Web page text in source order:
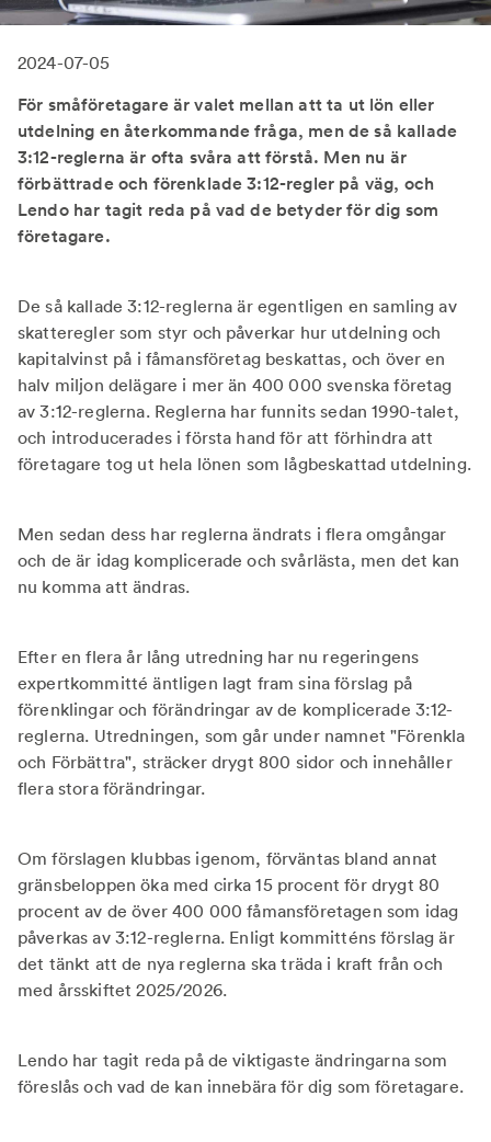
2024-07-05
För småföretagare är valet mellan att ta ut lön eller
utdelning en återkommande fråga, men de så kallade
3:12-reglerna är ofta svåra att förstå. Men nu är
förbättrade och förenklade 3:12-regler på väg, och
Lendo har tagit reda på vad de betyder för dig som
företagare.
De så kallade 3:12-reglerna är egentligen en samling av
skatteregler som styr och påverkar hur utdelning och
kapitalvinst på i fåmansföretag beskattas, och över en
halv miljon delägare i mer än 400 000 svenska företag
av 3:12-reglerna. Reglerna har funnits sedan 1990-talet,
och introducerades i första hand för att förhindra att
företagare tog ut hela lönen som lågbeskattad utdelning.
Men sedan dess har reglerna ändrats i flera omgångar
och de är idag komplicerade och svårlästa, men det kan
nu komma att ändras.
Efter en flera år lång utredning har nu regeringens
expertkommitté äntligen lagt fram sina förslag på
förenklingar och förändringar av de komplicerade 3:12-
reglerna. Utredningen, som går under namnet "Förenkla
och Förbättra", sträcker drygt 800 sidor och innehåller
flera stora förändringar.
Om förslagen klubbas igenom, förväntas bland annat
gränsbeloppen öka med cirka 15 procent för drygt 80
procent av de över 400 000 fåmansföretagen som idag
påverkas av 3:12-reglerna. Enligt kommitténs förslag är
det tänkt att de nya reglerna ska träda i kraft från och
med årsskiftet 2025/2026.
Lendo har tagit reda på de viktigaste ändringarna som
föreslås och vad de kan innebära för dig som företagare.